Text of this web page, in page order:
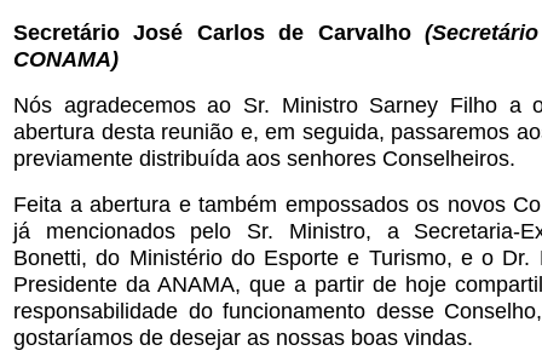
Secretário José Carlos de Carvalho
CONAMA)
Nós agradecemos ao Sr. Ministro Sarney Filho a
abertura desta reunião e, em seguida, passaremos
previamente distribuída aos senhores Conselheiros.
Feita a abertura e também empossados os novos
já mencionados pelo Sr. Ministro, a Secretaria-
Bonetti, do Ministério do Esporte e Turismo, e o Dr.
Presidente da ANAMA, que a partir de hoje
responsabilidade do funcionamento desse
gostaríamos de desejar as nossas boas vindas.